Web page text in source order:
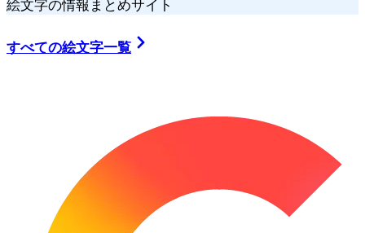
絵文字の情報まとめサイト
すべての絵文字一覧